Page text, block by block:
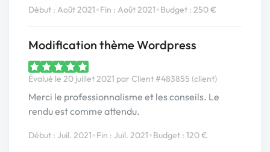
Début : Août 2021•Fin : Août 2021•Budget : 250 €
Modification thème Wordpress
Évalué le 20 juillet 2021 par Client #483855 (client)
Merci le professionnalisme et les conseils. Le
rendu est comme attendu.
Début : Juil. 2021•Fin : Juil. 2021•Budget : 120 €